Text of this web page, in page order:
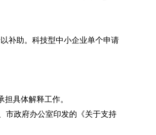
补助。科技型中小企业单个申请
具体解释工作。
市政府办公室印发的《关于支持